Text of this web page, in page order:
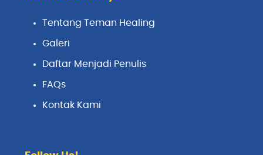
Tentang Teman Healing
Galeri
Daftar Menjadi Penulis
FAQs
Kontak Kami